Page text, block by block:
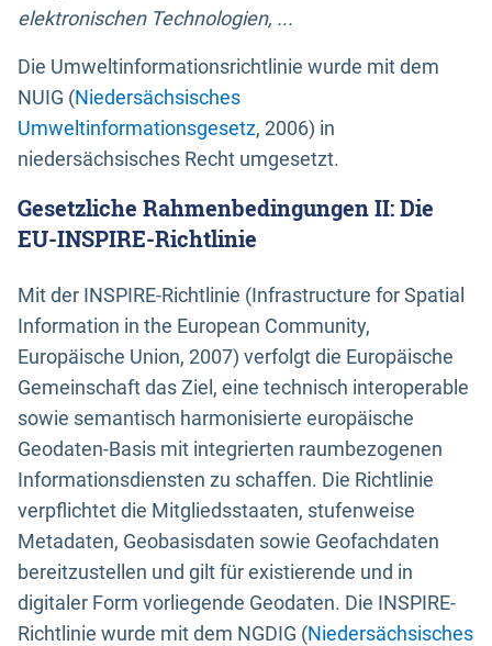
elektronischen Technologien, ...
Die Umweltinformationsrichtlinie wurde mit dem
NUIG (Niedersächsisches
Umweltinformationsgesetz, 2006) in
niedersächsisches Recht umgesetzt.
Gesetzliche Rahmenbedingungen II: Die
EU-INSPIRE-Richtlinie
Mit der INSPIRE-Richtlinie (Infrastructure for Spatial
Information in the European Community,
Europäische Union, 2007) verfolgt die Europäische
Gemeinschaft das Ziel, eine technisch interoperable
sowie semantisch harmonisierte europäische
Geodaten-Basis mit integrierten raumbezogenen
Informationsdiensten zu schaffen. Die Richtlinie
verpflichtet die Mitgliedsstaaten, stufenweise
Metadaten, Geobasisdaten sowie Geofachdaten
bereitzustellen und gilt für existierende und in
digitaler Form vorliegende Geodaten. Die INSPIRE-
Richtlinie wurde mit dem NGDIG (Niedersächsisches